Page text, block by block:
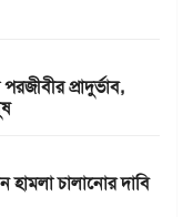
পরজীবীর প্রাদুর্ভাব,
হামলা চালানোর দাবি